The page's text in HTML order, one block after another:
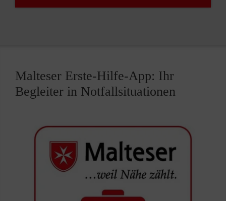
Malteser Erste-Hilfe-App: Ihr
Begleiter in Notfallsituationen